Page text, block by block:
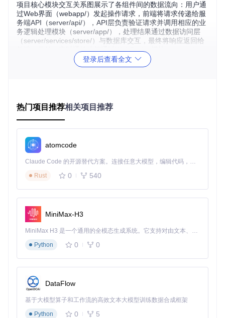
项目核心模块交互关系图展示了各组件间的数据流向：用户通
过Web界面（webapp/）发起操作请求，前端将请求传递给服
务端API（server/api/），API层负责验证请求并调用相应的业
务逻辑处理模块（server/app/），处理结果通过数据访问层
（server/services/store/）与数据库交互，最终将响应返回给
前端。此外，实时通信功能通过WebSocket模块（server/w
s/）实现，确保多用户协作时的数据同步。
过以下组件实现：
看板视图（Board View） ：允许用户以卡片形式组织任
src/components/kanban/目录
表格视图（Table View）：提供结构化数据展示，支持多
维度筛选与排序，实现代码位于webapp/src/components/t
able/
日历视图（Calendar View）
帮助用户跟踪项目进度，相关代码位于webapp/src/compon
系统采用可扩展的存储架构，支持SQLite、MySQL等多种数
据库后端。数据持久化主要通过以下模块实现：
登录后查看全文
热门项目推荐相关项目推荐
atomcode
Claude Code 的开源替代方案。连接任意大模型，编辑代码，运行命令，自动验证 — 全自动执行。用 Rust 构建，极致性能。 ｜ An open-source alternative to Claude Code. Connect any LLM, edit code, run commands, and verify changes — autonomously. Built in Rust for speed. Get Started
Rust
0 540
MiniMax-H3
MiniMax H3 是一个通用的全模态生成系统。它支持对由文本、图像、视频和音频组成的多模态上下文进行统一理解，并能生成分辨率高达 2K、时长可达 15 秒的带原生立体声音频的视频。得益于面向任务泛化的系统设计，H3 在预训练阶段就已具备广泛的多模态上下文理解与生成能力，能够出色地执行复杂的多模态指令。
Python
0 0
DataFlow
基于大模型算子和工作流的高效文本大模型训练数据合成框架
Python
0 5